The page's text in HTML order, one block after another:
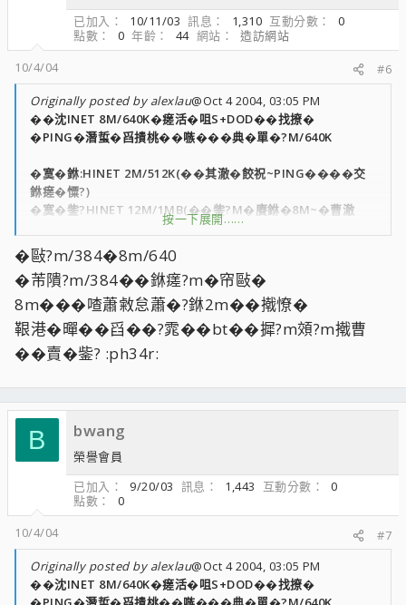
已加入
10/11/03 訊息 1,310 互動分數
0
點數
0 年齡 44 網站
造訪網站
10/4/04
#6
Originally posted by alexlau@Oct 4 2004, 03:05 PM
��沈INET 8M/640K�瘥活�咀S+DOD��找撩�
�PING�潛蜇�舀撌桃��嗾���典�單�?M/640K
�寞�銝:HINET 2M/512K(��其澈�餃祝~PING����交
銝瘥�憟?)
�寞�鈭?HINET 12M/1MB(��鈭?M�賡銝�8M~�曹澈
按一下展開……
�敺?m/384�8m/640
�芾隤?m/384��銝瘥?m�帘敺�
8m���喳蕭敹怠蕭�?銝2m��撠憭�
鞎港�暺��舀��?雿��bt��摨?m頝?m撠曹
��賣�鈭? :ph34r:
B bwang
榮譽會員
已加入
9/20/03 訊息 1,443 互動分數
0
點數
0
10/4/04
#7
Originally posted by alexlau@Oct 4 2004, 03:05 PM
��沈INET 8M/640K�瘥活�咀S+DOD��找撩�